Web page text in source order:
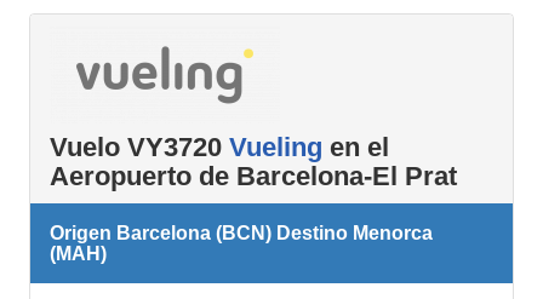
Vuelo VY3720 Vueling en el
Aeropuerto de Barcelona-El Prat
Origen Barcelona (BCN) Destino Menorca
(MAH)